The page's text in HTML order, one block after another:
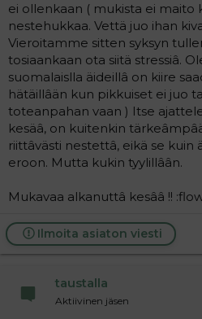
ei ollenkaan ( mukista ei maito
nestehukkaa. Vettä juo ihan
Vieroitamme sitten syksyn
tosiaankaan ota siitä stressiâ.
suomalaislla äideillâ on kiire
hätäillâän kun pikkuiset ei juo
toteanpahan vaan ) Itse
kesäâ, on kuitenkin
riittâvästi nestettâ, eikä se kuin
eroon. Mutta kukin tyylillâân.
Mukavaa alkanuttâ kesââ !!
Ilmoita asiaton viesti
taustalla
Aktiivinen jäsen